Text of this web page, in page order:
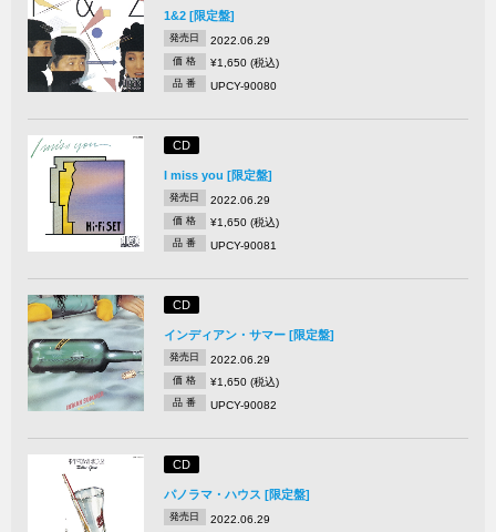
1&2 [限定盤]
発売日 2022.06.29
価 格 ¥1,650 (税込)
品 番 UPCY-90080
CD
I miss you [限定盤]
発売日 2022.06.29
価 格 ¥1,650 (税込)
品 番 UPCY-90081
CD
インディアン・サマー [限定盤]
発売日 2022.06.29
価 格 ¥1,650 (税込)
品 番 UPCY-90082
CD
パノラマ・ハウス [限定盤]
発売日 2022.06.29